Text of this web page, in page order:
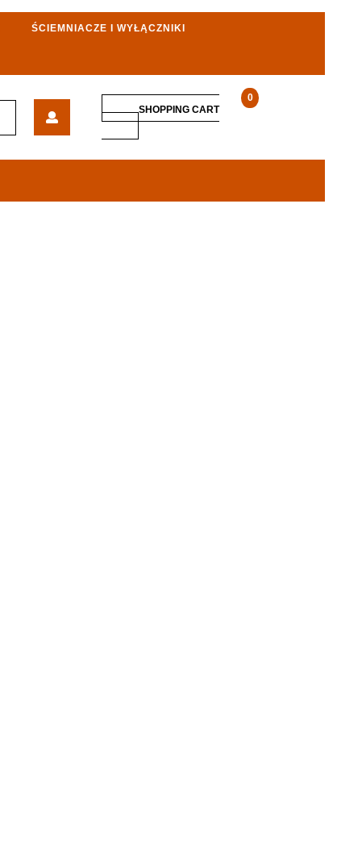
ŚCIEMNIACZE I WYŁĄCZNIKI
pasywny
czujnik
temperatury
0
SHOPPING CART
SHOPPING
CART